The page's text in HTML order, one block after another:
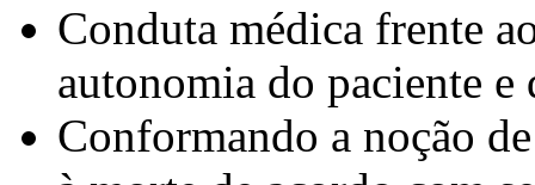
Conduta médica frente
autonomia do paciente e
Conformando a noção